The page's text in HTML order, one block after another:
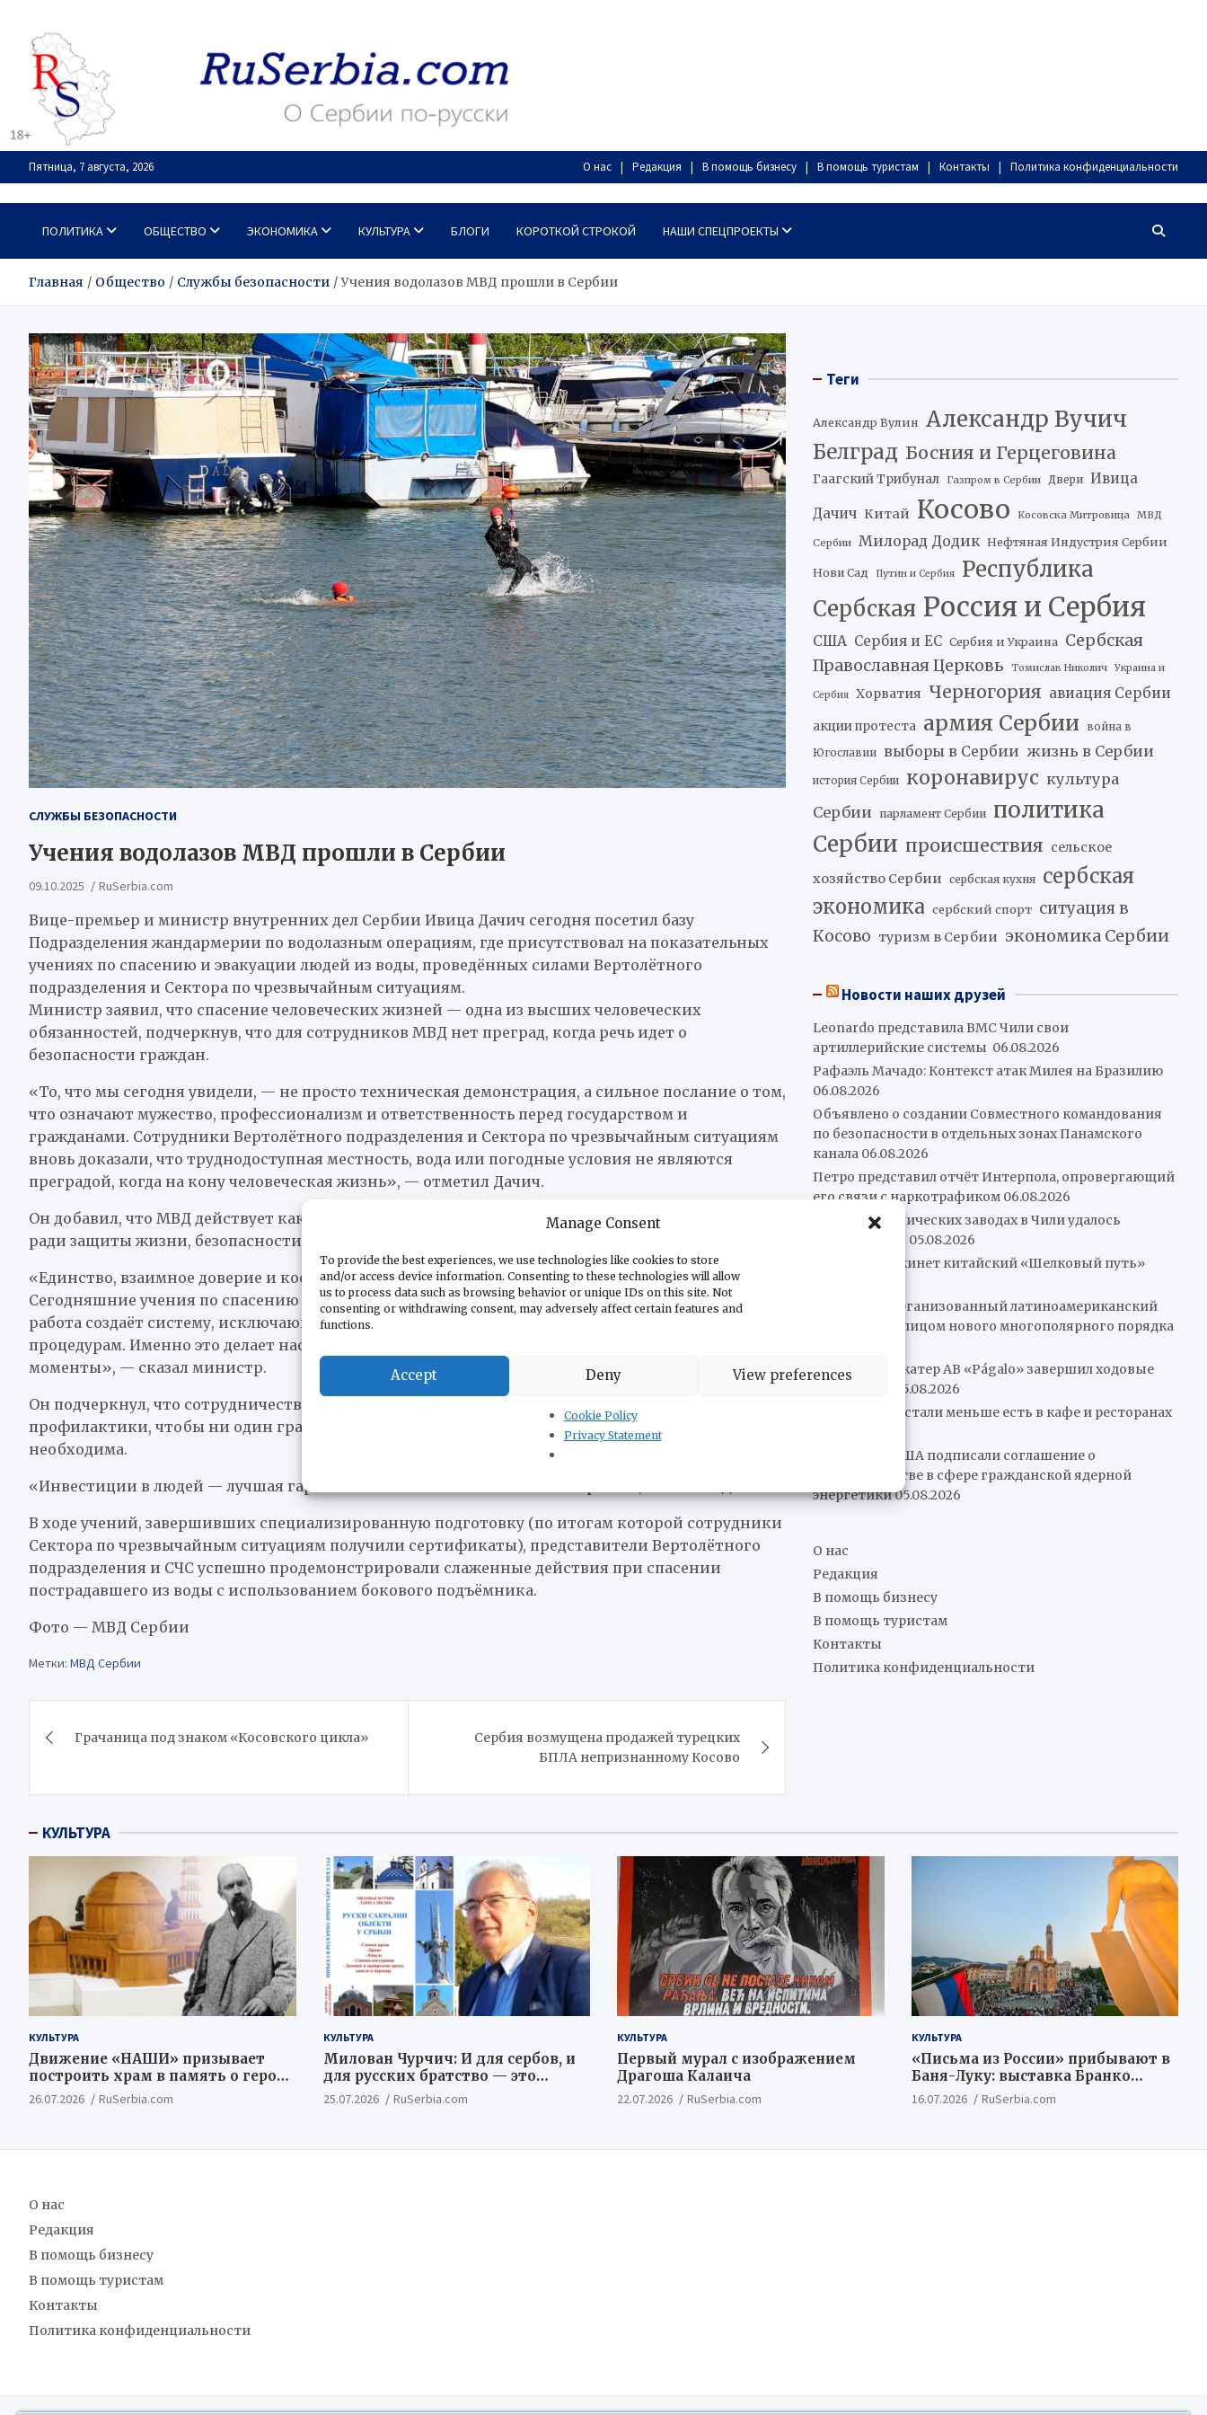
Manage Consent
To provide the best experiences, we use technologies like cookies to store
and/or access device information. Consenting to these technologies will allow
us to process data such as browsing behavior or unique IDs on this site. Not
consenting or withdrawing consent, may adversely affect certain features and
functions.
Accept Deny View preferences
Cookie Policy
Privacy Statement
содержимому
Пятница, 7 августа, 2026 О нас Редакция В помощь бизнесу В помощь туристам Контакты Политика конфиденциальности
RuSerbia.com
О Сербии – по-русски
ПОЛИТИКА
ОБЩЕСТВО ЭКОНОМИКА КУЛЬТУРА БЛОГИ КОРОТКОЙ СТРОКОЙ НАШИ СПЕЦПРОЕКТЫ
Главная Общество Службы безопасности Учения водолазов МВД прошли в Сербии
СЛУЖБЫ БЕЗОПАСНОСТИ
Учения водолазов МВД прошли в Сербии
09.10.2025 RuSerbia.com
Вице-премьер и министр внутренних дел Сербии Ивица Дачич сегодня посетил базу
Подразделения жандармерии по водолазным операциям, где присутствовал на показательных
учениях по спасению и эвакуации людей из воды, проведённых силами Вертолётного
подразделения и Сектора по чрезвычайным ситуациям.
Министр заявил, что спасение человеческих жизней — одна из высших человеческих
обязанностей, подчеркнув, что для сотрудников МВД нет преград, когда речь идет о
безопасности граждан.
«То, что мы сегодня увидели, — не просто техническая демонстрация, а сильное послание о том,
что означают мужество, профессионализм и ответственность перед государством и
гражданами. Сотрудники Вертолётного подразделения и Сектора по чрезвычайным ситуациям
вновь доказали, что труднодоступная местность, вода или погодные условия не являются
преградой, когда на кону человеческая жизнь», — отметил Дачич.
Он добавил, что МВД действует как единая система, в которой каждое подразделение работает
ради защиты жизни, безопасности и имущества граждан Сербии.
«Единство, взаимное доверие и координация — главная сила нашего министерства.
Сегодняшние учения по спасению и эвакуации людей из воды — пример того, как совместная
работа создаёт систему, исключающую импровизацию и действующую по чётким стандартам и
процедурам. Именно это делает нас надёжной опорой для каждого гражданина в самые тяжёлые
моменты», — сказал министр.
Он подчеркнул, что сотрудничество всех служб МВД будет укрепляться, как и система
профилактики, чтобы ни один гражданин не остался без помощи, когда она наиболее
необходима.
«Инвестиции в людей — лучшая гарантия безопасной и стабильной Сербии», — заявил Дачич.
В ходе учений, завершивших специализированную подготовку (по итогам которой сотрудники
Сектора по чрезвычайным ситуациям получили сертификаты), представители Вертолётного
подразделения и СЧС успешно продемонстрировали слаженные действия при спасении
пострадавшего из воды с использованием бокового подъёмника.
Фото — МВД Сербии
Метки: МВД Сербии
по
записям
Грачаница под знаком «Косовского цикла»
Сербия возмущена продажей турецких
БПЛА непризнанному Косово
Теги
Александр Вулин Александр Вучич
Белград Босния и Герцеговина
Гаагский Трибунал Газпром в Сербии Двери Ивица
Дачич Китай Косово Косовска Митровица МВД
Сербии Милорад Додик Нефтяная Индустрия Сербии
Нови Сад Путин и Сербия
Республика
Сербская Россия и Сербия
США Сербия и ЕС Сербия и Украина
Сербская
Православная Церковь
Томислав Николич Украина и
Сербия Хорватия Черногория авиация Сербии
акции протеста армия Сербии война в
Югославии выборы в Сербии жизнь в Сербии
история Сербии коронавирус культура
Сербии
парламент Сербии политика
Сербии происшествия сельское
хозяйство Сербии
сербская кухня сербская
экономика сербский спорт ситуация в
Косово туризм в Сербии экономика Сербии
Новости наших друзей
Leonardo представила ВМС Чили свои
артиллерийские системы 06.08.2026
Рафаэль Мачадо: Контекст атак Милея на Бразилию
06.08.2026
Объявлено о создании Совместного командования
по безопасности в отдельных зонах Панамского
канала 06.08.2026
Петро представил отчёт Интерпола, опровергающий
его связи с наркотрафиком 06.08.2026
Пожар на химических заводах в Чили удалось
05.08.2026
Колумбия покинет китайский «Шелковый путь»
Нам нужен организованный латиноамериканский
рынок перед лицом нового многополярного порядка
Патрульный катер AB «Págalo» завершил ходовые
05.08.2026
Венесуэльцы стали меньше есть в кафе и ресторанах
Парагвай и США подписали соглашение о
сотрудничестве в сфере гражданской ядерной
энергетики05.08.2026
О нас
Редакция
В помощь бизнесу
В помощь туристам
Контакты
Политика конфиденциальности
КУЛЬТУРА
КУЛЬТУРА
Движение «НАШИ» призывает
построить храм в память о героях
Косовской Битвы
26.07.2026 RuSerbia.com
КУЛЬТУРА
Милован Чурчич: И для сербов, и
для русских братство — это
ценностный и цивилизационный
концепт
25.07.2026 RuSerbia.com
КУЛЬТУРА
Первый мурал с изображением
Драгоша Калаича
22.07.2026 RuSerbia.com
КУЛЬТУРА
«Письма из России» прибывают в
Баня-Луку: выставка Бранко
Недимовича объединяет
шестерых художников из
16.07.2026 RuSerbia.com
О нас
Редакция
В помощь бизнесу
В помощь туристам
Контакты
Политика конфиденциальности